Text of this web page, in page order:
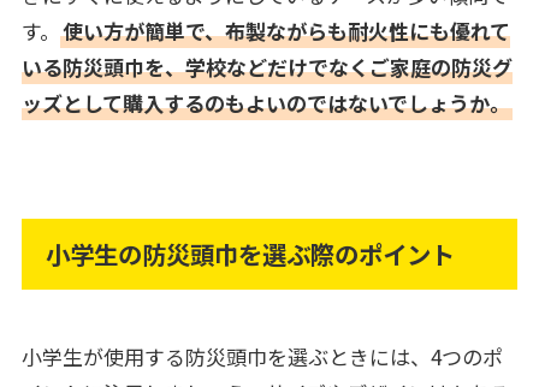
す。 使い方が簡単で、布製ながらも耐火性にも優れて
いる防災頭巾を、学校などだけでなくご家庭の防災グ
ッズとして購入するのもよいのではないでしょうか。
小学生の防災頭巾を選ぶ際のポイント
小学生が使用する防災頭巾を選ぶときには、4つのポ